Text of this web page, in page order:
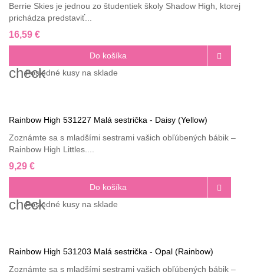
Berrie Skies je jednou zo študentiek školy Shadow High, ktorej
prichádza predstaviť...
16,59 €
Do košíka 
check
Posledné kusy na sklade
Rainbow High 531227 Malá sestrička - Daisy (Yellow)
Zoznámte sa s mladšími sestrami vašich obľúbených bábik –
Rainbow High Littles....
9,29 €
Do košíka 
check
Posledné kusy na sklade
Rainbow High 531203 Malá sestrička - Opal (Rainbow)
Zoznámte sa s mladšími sestrami vašich obľúbených bábik –